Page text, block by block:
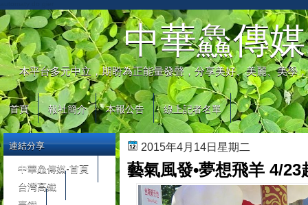
中華鱻傳媒
本平台多元中立，期盼為正能量發聲，分享美好、美麗、美學
首頁 報社簡介 本報公告 線上記者名單
2015年4月14日星期二
藝氣風發•夢想飛羊 4/
連結分享
中華鱻傳媒-首頁
台灣高鐵